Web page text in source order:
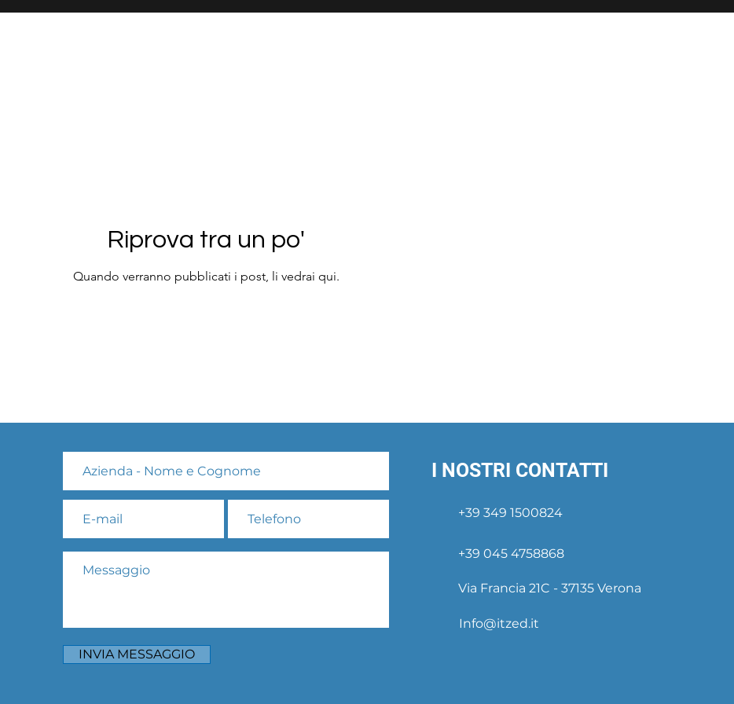
Riprova tra un po'
Quando verranno pubblicati i post, li vedrai qui.
INVIA MESSAGGIO
I NOSTRI CONTATTI
+39 349 1500824
+39 045 4758868
Via Francia 21C - 37135 Verona
Info@itzed.it